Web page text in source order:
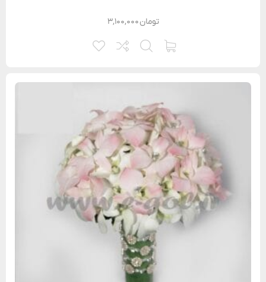
۳,۱۰۰,۰۰۰تومان